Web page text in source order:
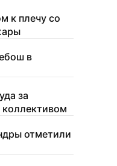
к плечу со
в
за
отметили